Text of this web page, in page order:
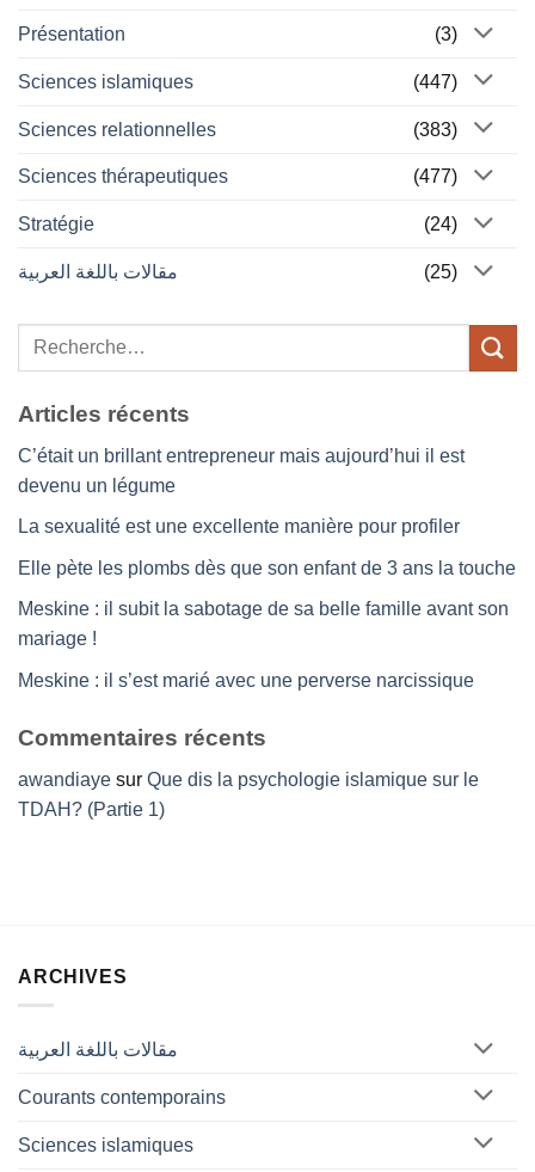
Présentation (3)
Sciences islamiques (447)
Sciences relationnelles (383)
Sciences thérapeutiques (477)
Stratégie (24)
مقالات باللغة العربية (25)
Articles récents
C’était un brillant entrepreneur mais aujourd’hui il est
devenu un légume
La sexualité est une excellente manière pour profiler
Elle pète les plombs dès que son enfant de 3 ans la touche
Meskine : il subit la sabotage de sa belle famille avant son
mariage !
Meskine : il s’est marié avec une perverse narcissique
Commentaires récents
awandiaye sur Que dis la psychologie islamique sur le
TDAH? (Partie 1)
ARCHIVES
مقالات باللغة العربية
Courants contemporains
Sciences islamiques